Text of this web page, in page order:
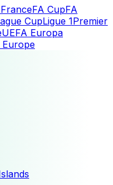
FA CupFA
CupLigue 1Premier
UEFA Europa
Europe